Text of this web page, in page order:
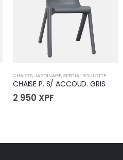
CHAISES, JARDINAGE, SPÉCIAL ROULOTTE
CHAISE P. S/ ACCOUD. GRIS
2 950 XPF